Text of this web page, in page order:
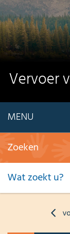
Vervoer
MENU
Zoeken
Wat zoekt u?